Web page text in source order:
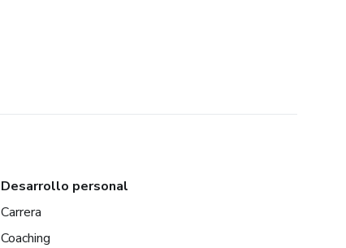
Desarrollo personal
Carrera
Coaching